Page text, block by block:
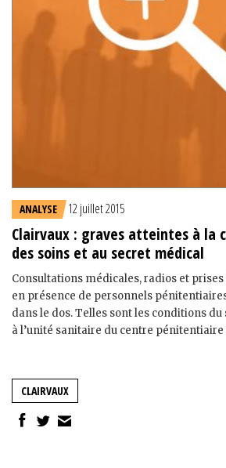
ANALYSE 12 juillet 2015
Clairvaux : graves atteintes à la
des soins et au secret médical
Consultations médicales, radios et
en présence de personnels
dans le dos. Telles sont les conditions du
à l’unité sanitaire du centre pénitentiaire
CLAIRVAUX